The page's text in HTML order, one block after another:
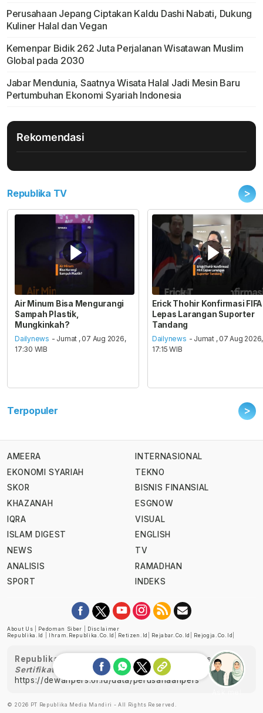
Perusahaan Jepang Ciptakan Kaldu Dashi Nabati, Dukung
Kuliner Halal dan Vegan
Kemenpar Bidik 262 Juta Perjalanan Wisatawan Muslim
Global pada 2030
Jabar Mendunia, Saatnya Wisata Halal Jadi Mesin Baru
Pertumbuhan Ekonomi Syariah Indonesia
Rekomendasi
Republika TV >
Air Minum Bisa Mengurangi
Sampah Plastik,
Mungkinkah?
Dailynews - Jumat , 07 Aug 2026,
17:30 WIB
Erick Thohir Konfirmasi FIFA
Lepas Larangan Suporter
Tandang
Dailynews - Jumat , 07 Aug 2026,
17:15 WIB
Terpopuler >
AMEERA
EKONOMI SYARIAH
SKOR
KHAZANAH
IQRA
ISLAM DIGEST
NEWS
ANALISIS
SPORT
INTERNASIONAL
TEKNO
BISNIS FINANSIAL
ESGNOW
VISUAL
ENGLISH
TV
RAMADHAN
INDEKS
About Us Pedoman Siber
Disclaimer
Republika.id
Ihram.republika.co.id Retizen.id Rejabar.co.id Rejogja.co.id
Republika telah diverifikasi oleh Dewan Pers
Sertifikat Nomor 1058/DP-Verifikasi/K/XII/2022
https://dewanpers.or.id/data/perusahaanpers
© 2026 PT Republika Media Mandiri - All Rights Reserved.